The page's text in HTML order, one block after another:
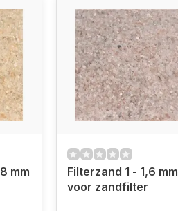
mm
Filterzand 1 - 1,6 mm
voor zandfilter